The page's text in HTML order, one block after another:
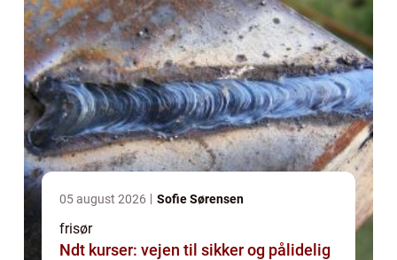
05 august 2026 Sofie Sørensen
frisør
Ndt kurser: vejen til sikker og pålidelig